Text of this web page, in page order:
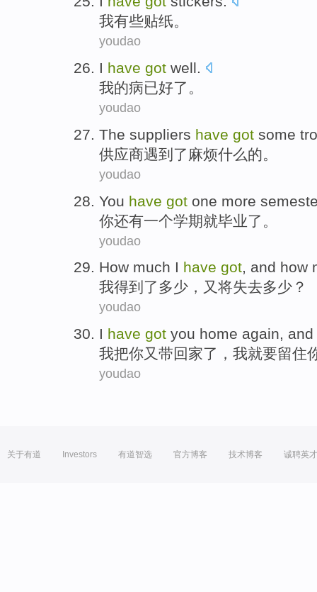
我有些贴纸。
youdao
I have got well.
我的病已好了 。
youdao
The suppliers have got some
供应商遇到 了 麻烦什么的。
youdao
You have got one more
你还有一个学期就毕业了。
youdao
How much I have got, and how
我得到 了 多少 ， 又 将失去多少？
youdao
I have got you home again,
我把你又 带回家了，我就要留住
youdao
关于有道 Investors 有道智选 官方博客 技术博客 诚聘英才